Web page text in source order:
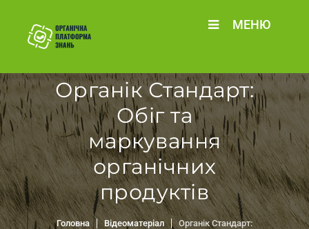
МЕНЮ
Органік Стандарт:
Обіг та
маркування
органічних
продуктів
Головна Відеоматеріал
Органік Стандарт: